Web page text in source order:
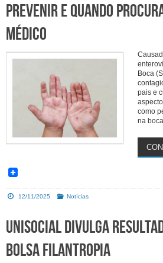
prevenir e quando
médico
Boca
pais e
como
na
12/11/2025 Notícias
UniSOCIAL divulga
Bolsa Filantropia